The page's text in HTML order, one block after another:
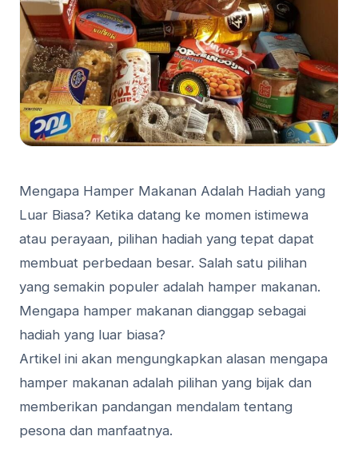
Mengapa Hamper Makanan Adalah Hadiah yang
Luar Biasa? Ketika datang ke momen istimewa
atau perayaan, pilihan hadiah yang tepat dapat
membuat perbedaan besar. Salah satu pilihan
yang semakin populer adalah hamper makanan.
Mengapa hamper makanan dianggap sebagai
hadiah yang luar biasa?
Artikel ini akan mengungkapkan alasan mengapa
hamper makanan adalah pilihan yang bijak dan
memberikan pandangan mendalam tentang
pesona dan manfaatnya.